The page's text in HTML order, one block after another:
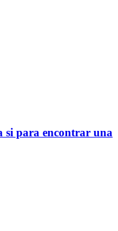
si para encontrar una